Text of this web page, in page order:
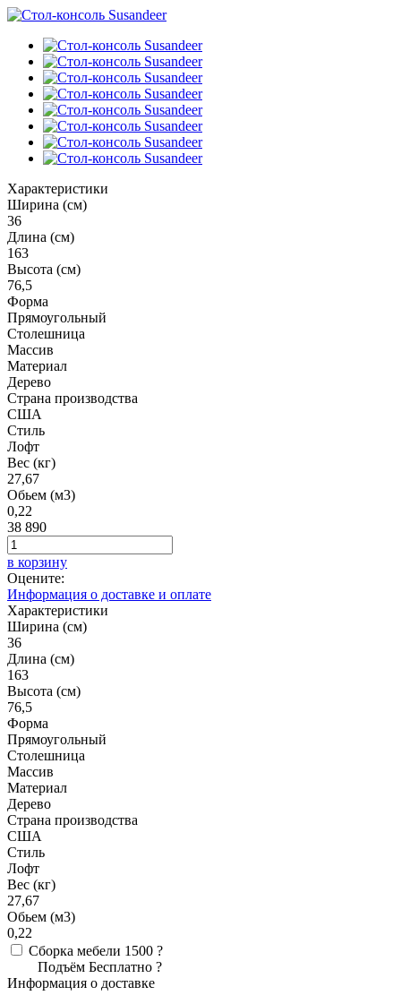
Характеристики
Ширина (см)
36
Длина (см)
163
Высота (см)
76,5
Форма
Прямоугольный
Столешница
Массив
Материал
Дерево
Страна производства
США
Стиль
Лофт
Вес (кг)
27,67
Обьем (м3)
0,22
38 890
в корзину
Оцените:
Информация о доставке и оплате
Характеристики
Ширина (см)
36
Длина (см)
163
Высота (см)
76,5
Форма
Прямоугольный
Столешница
Массив
Материал
Дерево
Страна производства
США
Стиль
Лофт
Вес (кг)
27,67
Обьем (м3)
0,22
Сборка мебели 1500 ?
Подъём Бесплатно ?
Информация о доставке